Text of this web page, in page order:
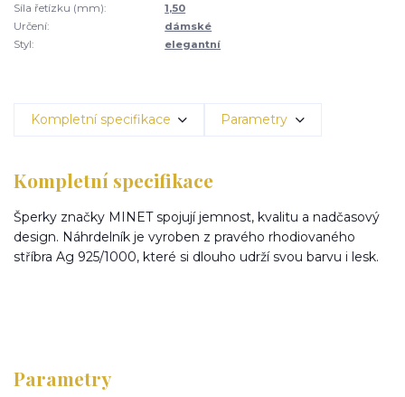
Síla řetízku (mm):
1,50
Určení:
dámské
Styl:
elegantní
Kompletní specifikace Parametry
Kompletní specifikace
Šperky značky MINET spojují jemnost, kvalitu a nadčasový
design. Náhrdelník je vyroben z pravého rhodiovaného
stříbra Ag 925/1000, které si dlouho udrží svou barvu i lesk.
Parametry